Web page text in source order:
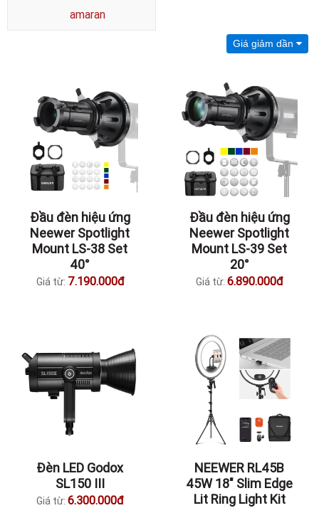
amaran
Giá giảm dần
Đầu đèn hiệu ứng
Neewer Spotlight
Mount LS-38 Set
40°
Giá từ: 7.190.000đ
Đầu đèn hiệu ứng
Neewer Spotlight
Mount LS-39 Set
20°
Giá từ: 6.890.000đ
Đèn LED Godox
SL150 III
Giá từ: 6.300.000đ
NEEWER RL45B
45W 18″ Slim Edge
Lit Ring Light Kit